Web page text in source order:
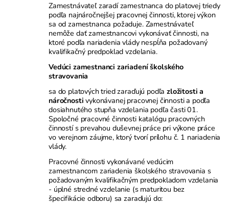
Zamestnávateľ zaradí zamestnanca do platovej triedy
podľa najnáročnejšej pracovnej činnosti, ktorej výkon
sa od zamestnanca požaduje. Zamestnávateľ
nemôže dať zamestnancovi vykonávať činnosti, na
ktoré podľa nariadenia vlády nespĺňa požadovaný
kvalifikačný predpoklad vzdelania.
Vedúci zamestnanci zariadení školského
stravovania
sa do platových tried zaraďujú podľazložitosti a
náročnosti vykonávanej pracovnej činnosti a podľa
dosiahnutého stupňa vzdelania podľa časti 01.
Spoločné pracovné činnosti katalógu pracovných
činností s prevahou duševnej práce pri výkone práce
vo verejnom záujme, ktorý tvorí prílohu č. 1 nariadenia
vlády.
Pracovné činnosti vykonávané vedúcim
zamestnancom zariadenia školského stravovania s
požadovaným kvalifikačným predpokladom vzdelania
- úplné stredné vzdelanie (s maturitou bez
špecifikácie odboru) sa zaraďujú do: